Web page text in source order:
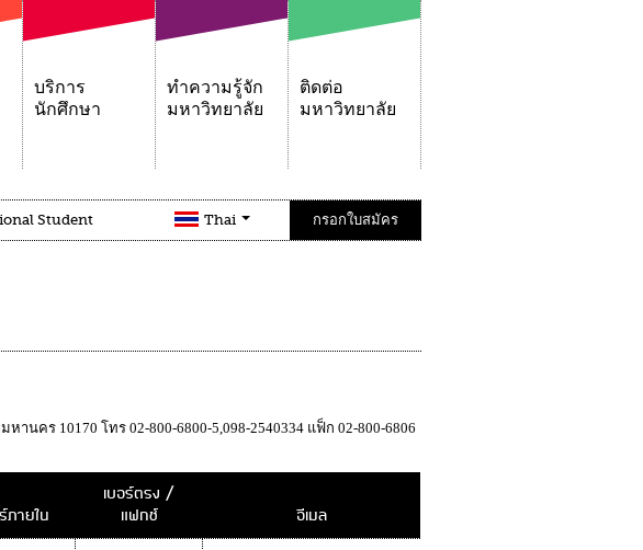
บริการ
นักศึกษา
ทำความรู้จัก
มหาวิทยาลัย
ติดต่อ
มหาวิทยาลัย
Student Thai กรอกใบสมัคร
นคร 10170 โทร 02-800-6800-5,098-2540334 แฟ็ก 02-800-6806
ภายใน
เบอร์ตรง /
แฟกซ์
อีเมล